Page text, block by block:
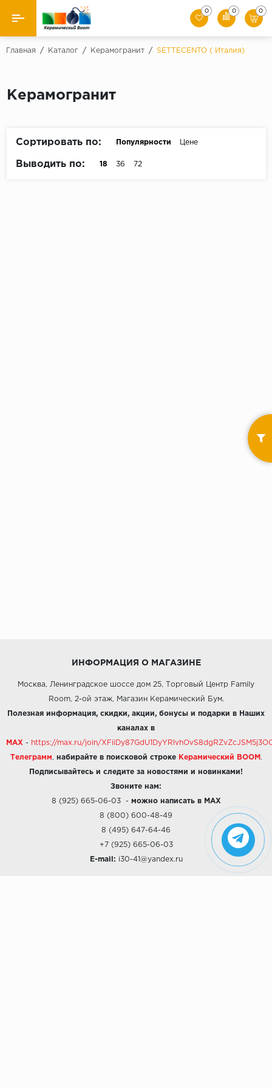
Назад
Керамическая плитка
0 0 0
Главная / Каталог / Керамогранит / SETTECENTO ( Италия)
Керамогранит
Сортировать по: Популярности Цене
Выводить по: 18 36 72
ИНФОРМАЦИЯ О МАГАЗИНЕ
Москва, Ленинградское шоссе дом 25, Торговый Центр Family
Room, 2-ой этаж, Магазин Керамический Бум.
Полезная информация, скидки, акции, бонусы и подарки в Наших
каналах в
MAX - https://max.ru/join/
Телеграмм набирайте в поисковой строке Керамический BOOM .
Подписывайтесь и следите за новостями и новинками!
Звоните нам:
8 (925) 665-06-03- можно написать в MAX
8 (800) 600-48-49
8 (495) 647-64-46
+7 (925) 665-06-03
E-mail: i30-41@yandex.ru